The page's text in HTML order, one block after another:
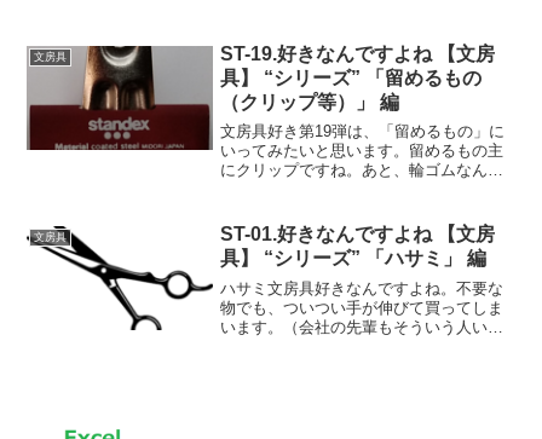
が、この頃だと思います。が、自分で使
うことはなかったですね。使っ...
文房具
ST-19.好きなんですよね 【文房
具】 “シリーズ” 「留めるもの
（クリップ等）」 編
文房具好き第19弾は、「留めるもの」に
いってみたいと思います。留めるもの主
にクリップですね。あと、輪ゴムなんか
クリップと言えば、まずは、これが浮か
ぶ方も多いのではないで...
文房具
ST-01.好きなんですよね 【文房
具】 “シリーズ” 「ハサミ」 編
ハサミ文房具好きなんですよね。不要な
物でも、ついつい手が伸びて買ってしま
います。（会社の先輩もそういう人いま